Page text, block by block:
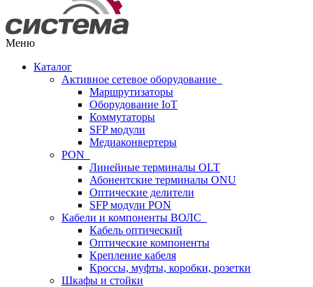
Меню
Каталог
Активное сетевое оборудование
Маршрутизаторы
Оборудование IoT
Коммутаторы
SFP модули
Медиаконвертеры
PON
Линейные терминалы OLT
Абонентские терминалы ONU
Оптические делители
SFP модули PON
Кабели и компоненты ВОЛС
Кабель оптический
Оптические компоненты
Крепление кабеля
Кроссы, муфты, коробки, розетки
Шкафы и стойки